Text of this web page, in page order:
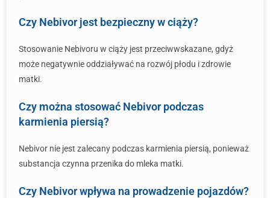
Czy Nebivor jest bezpieczny w ciąży?
Stosowanie Nebivoru w ciąży jest przeciwwskazane, gdyż
może negatywnie oddziaływać na rozwój płodu i zdrowie
matki.
Czy można stosować Nebivor podczas
karmienia piersią?
Nebivor nie jest zalecany podczas karmienia piersią, ponieważ
substancja czynna przenika do mleka matki.
Czy Nebivor wpływa na prowadzenie pojazdów?